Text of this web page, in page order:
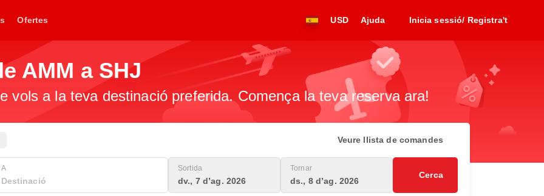
Ofertes USD Ajuda Inicia sessió/ Registra't
AMM a SHJ
vols a la teva destinació preferida. Comença la teva reserva ara!
Veure llista de comandes
A Sortida
dv., 7 d’ag. 2026
Tornar
ds., 8 d’ag. 2026
Cerca